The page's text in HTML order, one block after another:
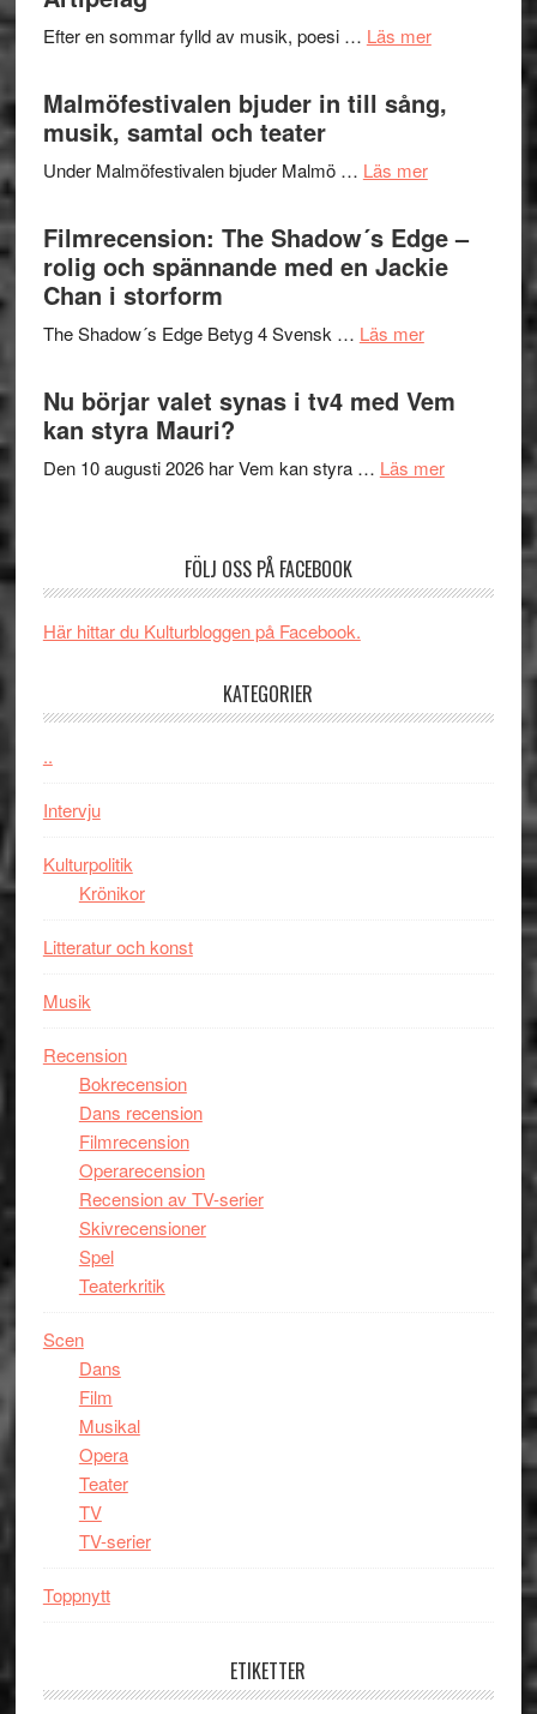
terräng
Efter en sommar fylld av musik, poesi … Läs merom
Hannes
Pöntinen
avslutar
Scensommar
Malmöfestivalen bjuder in till sång,
musik, samtal och teater
Under Malmöfestivalen bjuder Malmö … Läs merom
in
till
och
Filmrecension: The Shadow´s Edge –
rolig och spännande med en Jackie
Chan i storform
The Shadow´s Edge Betyg 4 Svensk … Läs merom
Shadow
Edge
spännande
Nu börjar valet synas i tv4 med Vem
kan styra Mauri?
Den 10 augusti 2026 har Vem kan styra … Läs merom
kan
FÖLJ OSS PÅ FACEBOOK
Här hittar du Kulturbloggen på Facebook.
KATEGORIER
..
Intervju
Kulturpolitik
Krönikor
Litteratur och konst
Musik
Recension
Bokrecension
Dans recension
Filmrecension
Operarecension
Recension av TV-serier
Skivrecensioner
Spel
Teaterkritik
Scen
Dans
Film
Musikal
Opera
Teater
TV
TV-serier
Toppnytt
ETIKETTER